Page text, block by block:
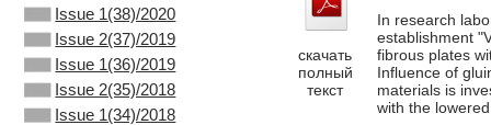
Issue 1(38)/2020
Issue 2(37)/2019
Issue 1(36)/2019
Issue 2(35)/2018
Issue 1(34)/2018
скачать
полный
текст
In research
establishment
fibrous plates
Influence of
materials is
with the